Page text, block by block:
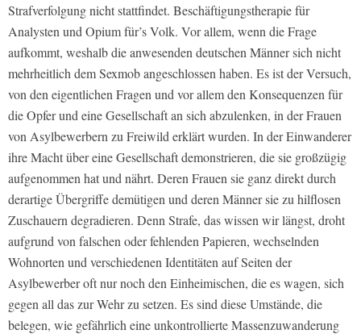
Strafverfolgung nicht stattfindet. Beschäftigungstherapie für
Analysten und Opium für’s Volk. Vor allem, wenn die Frage
aufkommt, weshalb die anwesenden deutschen Männer sich nicht
mehrheitlich dem Sexmob angeschlossen haben. Es ist der Versuch,
von den eigentlichen Fragen und vor allem den Konsequenzen für
die Opfer und eine Gesellschaft an sich abzulenken, in der Frauen
von Asylbewerbern zu Freiwild erklärt wurden. In der Einwanderer
ihre Macht über eine Gesellschaft demonstrieren, die sie großzügig
aufgenommen hat und nährt. Deren Frauen sie ganz direkt durch
derartige Übergriffe demütigen und deren Männer sie zu hilflosen
Zuschauern degradieren. Denn Strafe, das wissen wir längst, droht
aufgrund von falschen oder fehlenden Papieren, wechselnden
Wohnorten und verschiedenen Identitäten auf Seiten der
Asylbewerber oft nur noch den Einheimischen, die es wagen, sich
gegen all das zur Wehr zu setzen. Es sind diese Umstände, die
belegen, wie gefährlich eine unkontrollierte Massenzuwanderung